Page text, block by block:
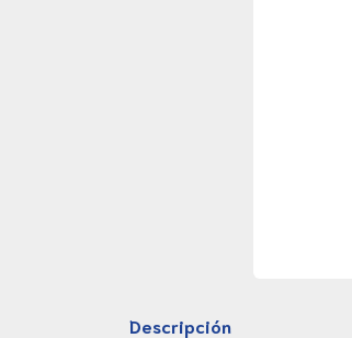
Descripción